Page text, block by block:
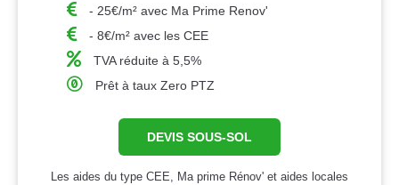
- 25€/m² avec Ma Prime Renov'
- 8€/m² avec les CEE
TVA réduite à 5,5%
Prêt à taux Zero PTZ
DEVIS SOUS-SOL
Les aides du type CEE, Ma prime Rénov' et aides locales